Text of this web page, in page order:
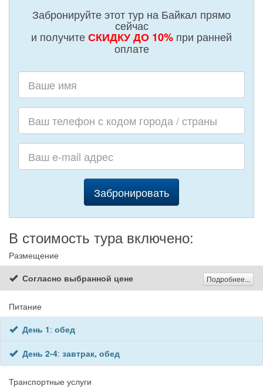
Забронируйте этот тур на Байкал прямо
сейчас
и получитеСКИДКУ ДО 10% при ранней
оплате
Забронировать
В стоимость тура включено:
Размещение
Согласно выбранной цене
Подробнее...
Питание
День 1: обед
День 2-4: завтрак, обед
Транспортные услуги